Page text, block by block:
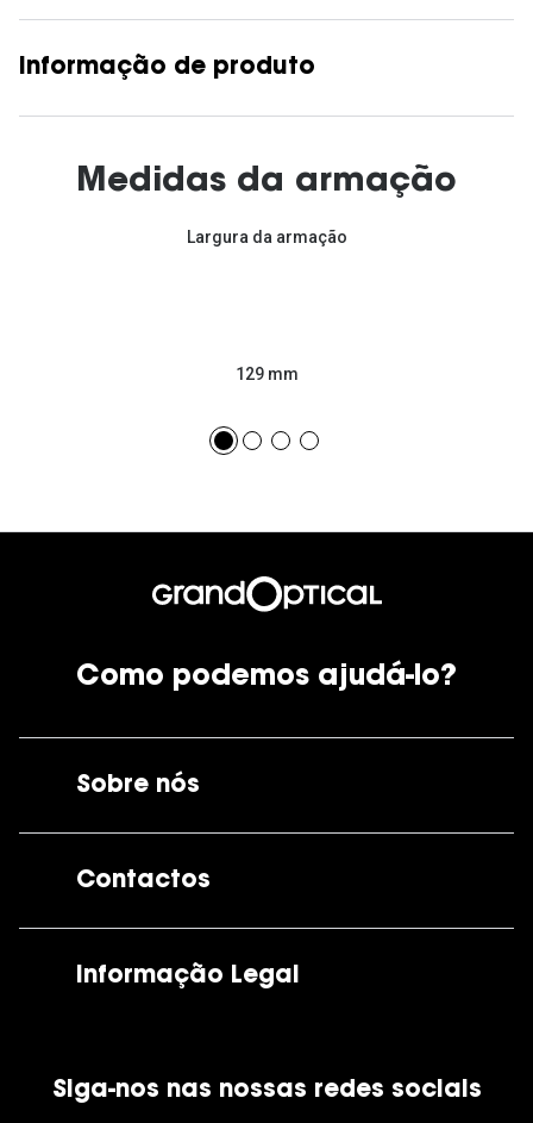
Informação de produto
Medidas da armação
Largura da armação
129 mm
Como podemos ajudá-lo?
Sobre nós
Contactos
Informação Legal
Política de Cookies
Siga-nos nas nossas redes sociais